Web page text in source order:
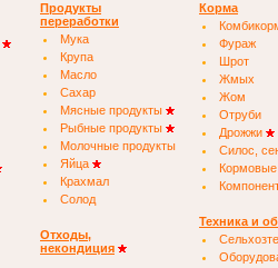
Продукты
переработки
Мука
Крупа
Масло
Сахар
Мясные продукты
Рыбные продукты
Молочные продукты
Яйца
Крахмал
Солод
Отходы,
некондиция
Корма
Фураж
Шрот
Жмых
Жом
Отруби
Дрожжи
Силос,
Техника и